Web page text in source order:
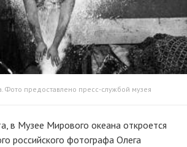
Фото предоставлено пресс-службой музея
в Музее Мирового океана откроется
российского фотографа Олега